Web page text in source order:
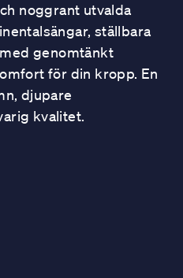
noggrant utvalda
ställbara
genomtänkt
för din kropp. En
djupare
kvalitet.